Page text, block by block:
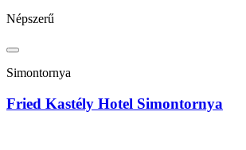
Népszerű
Simontornya
Fried Kastély Hotel Simontornya